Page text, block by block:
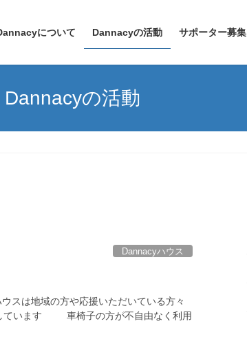
について Dannacyの活動 サポーター募集
Dannacyの活動
Dannacyハウス
スは地域の方や応援いただいている方々
ています 車椅子の方が不自由なく利用